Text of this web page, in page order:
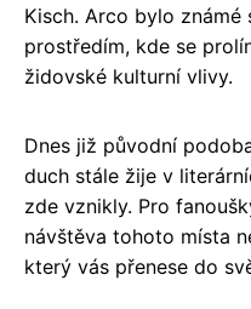
Kisch. Arco bylo
prostředím, kde se
židovské kulturní vlivy.
Dnes již původní
duch stále žije v
zde vznikly. Pro
návštěva tohoto místa
který vás přenese do